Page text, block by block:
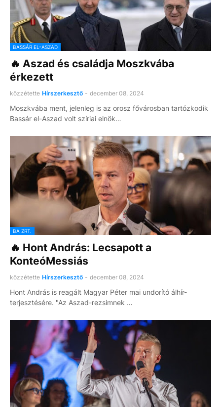
BASSÁR EL-ASZAD
🔥 Aszad és családja Moszkvába
érkezett
közzétette Hírszerkesztő - december 08, 2024
Moszkvába ment, jelenleg is az orosz fővárosban tartózkodik
Bassár el-Aszad volt szíriai elnök…
BA ZRT.
🔥 Hont András: Lecsapott a
KonteóMessiás
közzétette Hírszerkesztő - december 08, 2024
Hont András is reagált Magyar Péter mai undorító álhír-
terjesztésére. "Az Aszad-rezsimnek …